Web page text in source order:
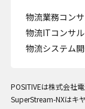
物流業務コン
物流ITコンサ
物流システム
POSITIVEは株式会社
SuperStream-NXはキ
プライバシー情報
お客様が当サイトを
ザに保存された情
せる目的を中心に使
は通常ありませんが